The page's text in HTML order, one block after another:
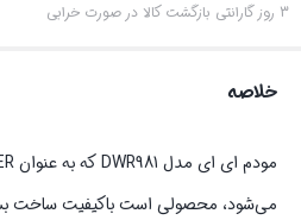
3 روز گارانتی بازگشت کالا در صورت خرابی
خلاصه
می‌شود، محصولی است باکیفیت ساخت